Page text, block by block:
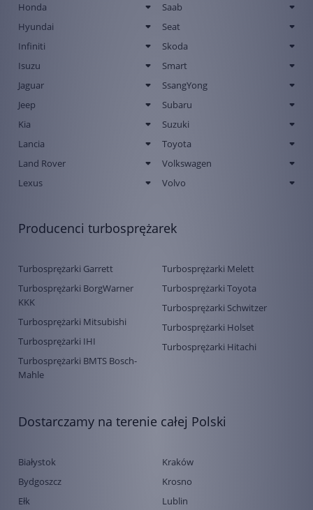
Honda
Hyundai
Infiniti
Isuzu
Jaguar
Jeep
Kia
Lancia
Land Rover
Lexus
Saab
Seat
Skoda
Smart
SsangYong
Subaru
Suzuki
Toyota
Volkswagen
Volvo
Producenci turbosprężarek
Turbosprężarki Garrett
Turbosprężarki BorgWarner
KKK
Turbosprężarki Mitsubishi
Turbosprężarki IHI
Turbosprężarki BMTS Bosch-
Mahle
Turbosprężarki Melett
Turbosprężarki Toyota
Turbosprężarki Schwitzer
Turbosprężarki Holset
Turbosprężarki Hitachi
Dostarczamy na terenie całej Polski
Białystok
Bydgoszcz
Ełk
Kraków
Krosno
Lublin